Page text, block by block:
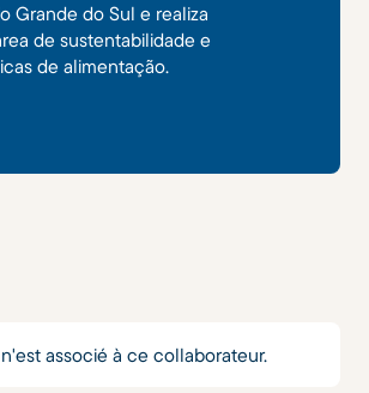
Grande do Sul e realiza
de sustentabilidade e
de alimentação.
associé à ce collaborateur.